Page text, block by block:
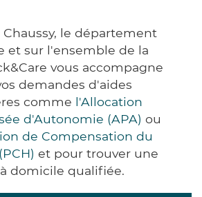
le département
et sur l'ensemble de la
vous accompagne
demandes d'aides
comme l'Allocation
d'Autonomie (APA) ou
de Compensation du
et pour trouver une
domicile qualifiée.